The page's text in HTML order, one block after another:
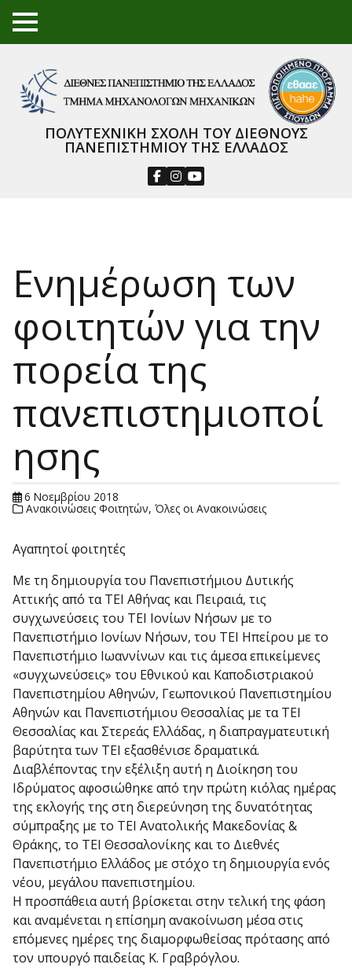
TO
GGL
NU
ΠΟΛΥΤΕΧΝΙΚΗ ΣΧΟΛΗ ΤΟΥ ΔΙΕΘΝΟΥΣ
ΠΑΝΕΠΙΣΤΗΜΙΟΥ ΤΗΣ ΕΛΛΑΔΟΣ
Ενημέρωση των
φοιτητών για την
πορεία της
πανεπιστημιοποί
ησης
6 Νοεμβρίου 2018
Ανακοινώσεις Φοιτητών,Όλες οι Ανακοινώσεις
Αγαπητοί φοιτητές
Με τη δημιουργία του Πανεπιστήμιου Δυτικής
Αττικής από τα ΤΕΙ Αθήνας και Πειραιά, τις
συγχωνεύσεις του ΤΕΙ Ιονίων Νήσων με το
Πανεπιστήμιο Ιονίων Νήσων, του ΤΕΙ Ηπείρου με το
Πανεπιστήμιο Ιωαννίνων και τις άμεσα επικείμενες
«συγχωνεύσεις» του Εθνικού και Καποδιστριακού
Πανεπιστημίου Αθηνών, Γεωπονικού Πανεπιστημίου
Αθηνών και Πανεπιστήμιου Θεσσαλίας με τα ΤΕΙ
Θεσσαλίας και Στερεάς Ελλάδας, η διαπραγματευτική
βαρύτητα των ΤΕΙ εξασθένισε δραματικά.
Διαβλέποντας την εξέλιξη αυτή η Διοίκηση του
Ιδρύματος αφοσιώθηκε από την πρώτη κιόλας ημέρας
της εκλογής της στη διερεύνηση της δυνατότητας
σύμπραξης με το ΤΕΙ Ανατολικής Μακεδονίας &
Θράκης, το ΤΕΙ Θεσσαλονίκης και το Διεθνές
Πανεπιστήμιο Ελλάδος με στόχο τη δημιουργία ενός
νέου, μεγάλου πανεπιστημίου.
Η προσπάθεια αυτή βρίσκεται στην τελική της φάση
και αναμένεται η επίσημη ανακοίνωση μέσα στις
επόμενες ημέρες της διαμορφωθείσας πρότασης από
τον υπουργό παιδείας Κ. Γραβρόγλου.